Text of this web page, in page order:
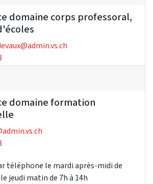
domaine corps professoral,
domaine formation
téléphone le mardi après-midi de
jeudi matin de 7h à 14h